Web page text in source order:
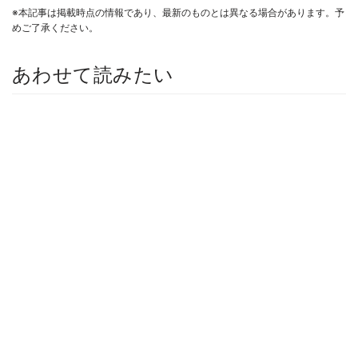
※本記事は掲載時点の情報であり、最新のものとは異なる場合があります。予
めご了承ください。
あわせて読みたい